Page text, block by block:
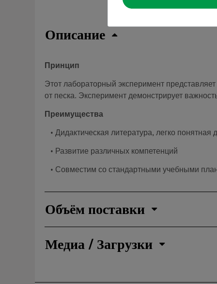
Описание
Принцип
Этот лабораторный эксперимент
от песка. Эксперимент демонстрирует
Преимущества
• Дидактическая литература, легко
• Развитие различных компетенций
• Совместим со стандартными учебными
Объём поставки
Медиа / Загрузки